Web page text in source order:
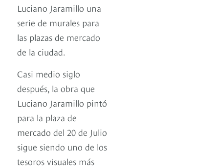
Luciano Jaramillo una
serie de murales para
las plazas de mercado
de la ciudad.
Casi medio siglo
después, la obra que
Luciano Jaramillo pintó
para la plaza de
mercado del 20 de Julio
sigue siendo uno de los
tesoros visuales más